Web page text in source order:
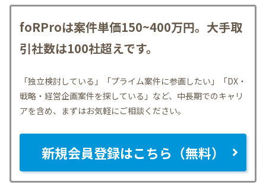
foRProは案件単価150~400万円。大手取
引社数は100社超えです。
「独立検討している」「プライム案件に参画したい」「DX・
戦略・経営企画案件を探している」など、中長期でのキャリ
アを含め、まずはお気軽にご相談ください。
新規会員登録はこちら（無料）